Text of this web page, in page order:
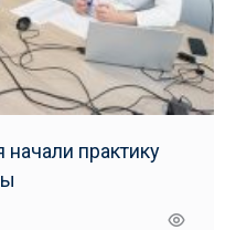
практику